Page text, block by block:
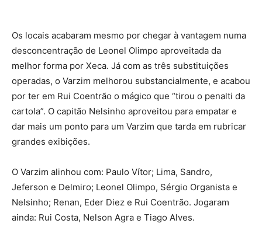
Os locais acabaram mesmo por chegar à vantagem numa
desconcentração de Leonel Olimpo aproveitada da
melhor forma por Xeca. Já com as três substituições
operadas, o Varzim melhorou substancialmente, e acabou
por ter em Rui Coentrão o mágico que “tirou o penalti da
cartola”. O capitão Nelsinho aproveitou para empatar e
dar mais um ponto para um Varzim que tarda em rubricar
grandes exibições.
O Varzim alinhou com: Paulo Vítor; Lima, Sandro,
Jeferson e Delmiro; Leonel Olimpo, Sérgio Organista e
Nelsinho; Renan, Eder Diez e Rui Coentrão. Jogaram
ainda: Rui Costa, Nelson Agra e Tiago Alves.